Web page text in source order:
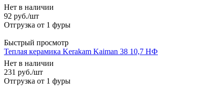
Нет в наличии
92 руб./шт
Быстрый просмотр
Теплая керамика Kerakam Kaiman 38 10,7 НФ
Нет в наличии
231 руб./шт